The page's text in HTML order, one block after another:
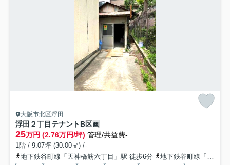
大阪市北区浮田
浮田２丁目テナントB区画
25万円 (2.76万円/坪) 管理/共益費-
1階 / 9.07坪 (30.00㎡) /-
地下鉄谷町線「天神橋筋六丁目」駅 徒歩6分
地下鉄谷町線「中崎町」駅 徒歩6分